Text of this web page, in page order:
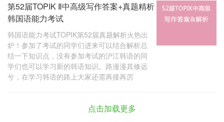
第52届TOPIK Ⅱ中高级写作答案+真题精析
韩国语能力考试
韩国语能力考试TOPIK第52届真题解析火热出
炉！参加了考试的同学们进来可以结合解析总
结一下知识点，没有参加考试的沪江韩语的同
学们也可以学习新的韩语知识。路漫漫其修远
兮，在学习韩语的路上大家还需再接再厉
点击加载更多